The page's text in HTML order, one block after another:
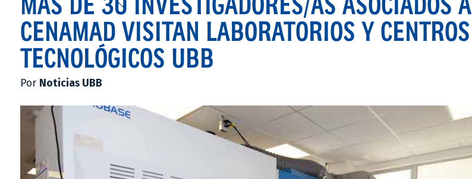
CENAMAD VISITAN LABORATORIOS Y CENTROS
TECNOLÓGICOS UBB
Por Noticias UBB